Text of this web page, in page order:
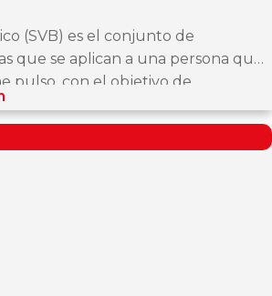
(SVB) es el conjunto de
que se aplican a una persona que
pulso, con el objetivo de